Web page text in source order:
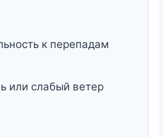
к перепадам
или слабый ветер